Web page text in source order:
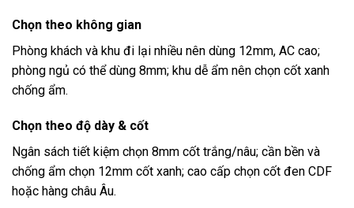
Chọn theo không gian
Phòng khách và khu đi lại nhiều nên dùng 12mm, AC cao;
phòng ngủ có thể dùng 8mm; khu dễ ẩm nên chọn cốt xanh
chống ẩm.
Chọn theo độ dày & cốt
Ngân sách tiết kiệm chọn 8mm cốt trắng/nâu; cần bền và
chống ẩm chọn 12mm cốt xanh; cao cấp chọn cốt đen CDF
hoặc hàng châu Âu.